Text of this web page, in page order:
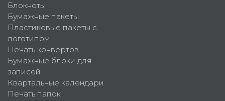
Блокноты
Бумажные пакеты
Пластиковые пакеты с
логотипом
Печать конвертов
Бумажные блоки для
записей
Квартальные календари
Печать папок